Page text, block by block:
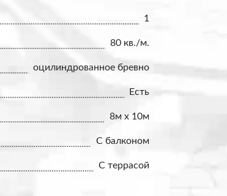
1
80 кв./м.
оцилиндрованное бревно
Есть
8м x 10м
С балконом
С террасой